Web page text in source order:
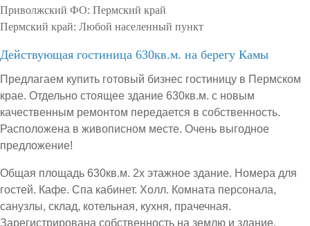
Приволжский ФО: Пермский край
Пермский край: Любой населенный пункт
Действующая гостиница 630кв.м. на берегу Камы
Предлагаем купить готовый бизнес гостиницу в Пермском
крае. Отдельно стоящее здание 630кв.м. с новым
качественным ремонтом передается в собственность.
Расположена в живописном месте. Очень выгодное
предложение!
Общая площадь 630кв.м. 2х этажное здание. Номера для
гостей. Кафе. Спа кабинет. Холл. Комната персонала,
санузлы, склад, котельная, кухня, прачечная.
Зарегистрирована собственность на землю и здание.